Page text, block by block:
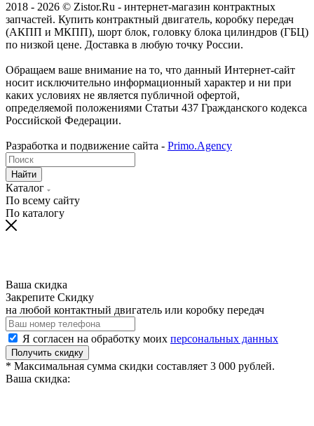
2018 - 2026 © Zistor.Ru - интернет-магазин контрактных
запчастей. Купить контрактный двигатель, коробку передач
(АКПП и МКПП), шорт блок, головку блока цилиндров (ГБЦ)
по низкой цене. Доставка в любую точку России.
Обращаем ваше внимание на то, что данный Интернет-сайт
носит исключительно информационный характер и ни при
каких условиях не является публичной офертой,
определяемой положениями Статьи 437 Гражданского кодекса
Российской Федерации.
Разработка и подвижение сайта - Primo.Agency
Найти
Каталог
По всему сайту
По каталогу
Ваша скидка
Закрепите Скидку
на любой контактный двигатель или коробку передач
Я согласен на обработку моих персональных данных
Получить скидку
* Максимальная сумма скидки составляет 3 000 рублей.
Ваша скидка: